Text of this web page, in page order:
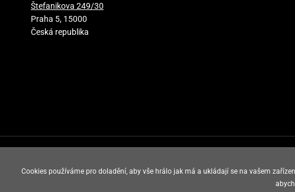
Štefanikova 249/30
Praha 5, 15000
Česká republika
Cookies používáme pro doladění, aby vše hrálo jak má a ukládají se na vašem